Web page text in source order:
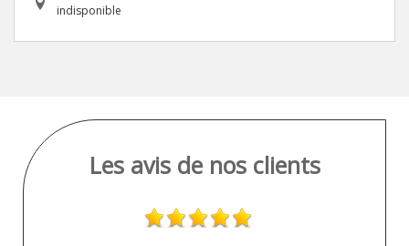
indisponible
Les avis de nos clients